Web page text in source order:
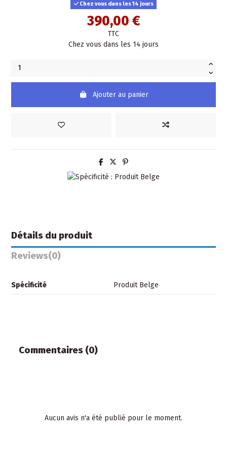
Chez vous dans les 14 jours
390,00 €
TTC
Chez vous dans les 14 jours
Ajouter au panier
Détails du produit
Reviews(0)
Spécificité Produit Belge
Commentaires (0)
Aucun avis n'a été publié pour le moment.